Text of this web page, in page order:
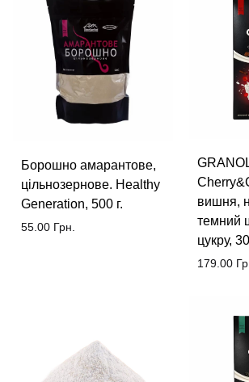
Борошно амарантове,
цільнозернове. Healthy
Generation, 500 г.
55.00 Грн.
вишня,
темний
цукру,
179.00